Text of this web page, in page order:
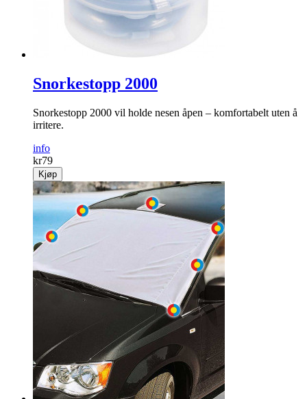
Snorkestopp 2000
Snorkestopp 2000 vil holde nesen åpen – komfortabelt uten å
irritere.
info
kr79
Kjøp